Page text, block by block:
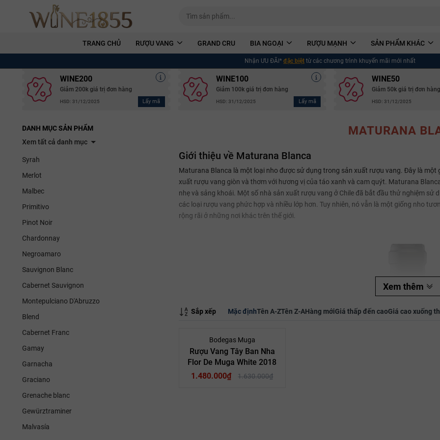
TRANG CHỦ RƯỢU VANG GRAND CRU BIA NGOẠI RƯỢU MẠNH SẢN PHẨM KHÁC
Nhận ƯU ĐÃI* đặc biệt từ các chương trình khuyến mãi mới nhất
WINE200
Giảm 200k giá trị đơn hàng
HSD: 31/12/2025 Lấy mã
WINE100
Giảm 100k giá trị đơn hàng
HSD: 31/12/2025 Lấy mã
WINE50
Giảm 50k giá trị đơn hàng
HSD: 31/12/2025
Điều kiện:
DANH MỤC SẢN PHẨM
Xem tất cả danh mục
Syrah
Merlot
Malbec
Primitivo
Pinot Noir
Chardonnay
Negroamaro
Sauvignon Blanc
Cabernet Sauvignon
Montepulciano D'Abruzzo
Blend
Cabernet Franc
Gamay
Garnacha
Graciano
Grenache blanc
Gewürztraminer
Malvasía
MATURANA
Giới thiệu về Maturana Blanca
Maturana Blanca là một loại nho được sử dụng trong sản xuất rượu vang. Đây là
xuất rượu vang giòn và thơm với hương vị của táo xanh và cam quýt. Maturana
nhẹ và sảng khoái. Một số nhà sản xuất rượu vang ở Chile đã bắt đầu thử nghiệm sử
các loại rượu vang phức hợp và nhiều lớp hơn. Tuy nhiên, nó vẫn là một giống nho
rộng rãi ở những nơi khác trên thế giới.
Xem thêm
Sắp xếp Mặc địnhTên A-ZTên Z-AHàng mớiGiá thấp đến caoGiá cao xuống
Bodegas Muga
Rượu Vang Tây Ban Nha
Flor De Muga White 2018
1.480.000₫
1.630.000₫